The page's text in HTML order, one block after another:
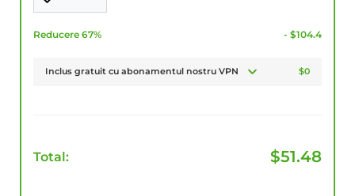
Reducere 67% - $104.4
Inclus gratuit cu abonamentul nostru VPN $0
Total: $51.48